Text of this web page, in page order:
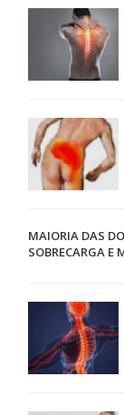
MAIORIA DAS
SOBRECARGA E